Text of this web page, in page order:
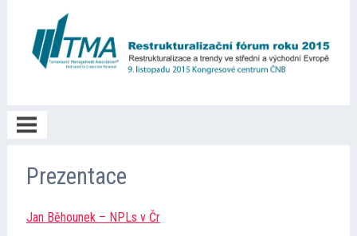
O akci
Poděkování
Prezentace
Jan Běhounek – NPLs v Čr